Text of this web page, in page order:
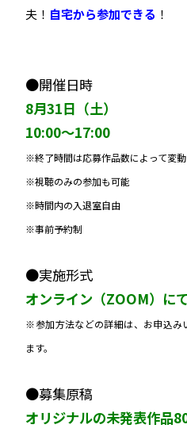
夫！ 自宅から参加できる ！
●開催日時
8月31日（土）
10:00〜17:00
※終了時間は応募作品数によって変
※視聴のみの参加も可能
※時間内の入退室自由
※事前予約制
●実施形式
オンライン（ZOOM）に
※参加方法などの詳細は、お申込み
ます。
●募集原稿
オリジナルの未発表作品